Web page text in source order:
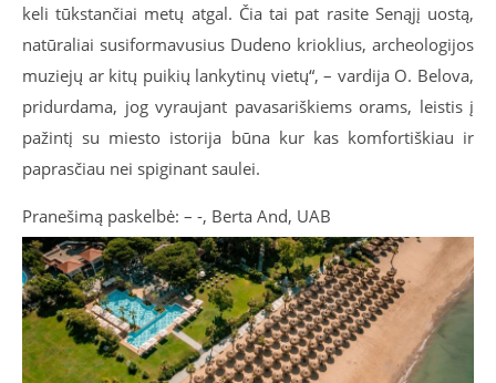
keli tūkstančiai metų atgal. Čia tai pat rasite Senąjį uostą,
natūraliai susiformavusius Dudeno krioklius, archeologijos
muziejų ar kitų puikių lankytinų vietų“, – vardija O. Belova,
pridurdama, jog vyraujant pavasariškiems orams, leistis į
pažintį su miesto istorija būna kur kas komfortiškiau ir
paprasčiau nei spiginant saulei.
Pranešimą paskelbė: – -, Berta And, UAB